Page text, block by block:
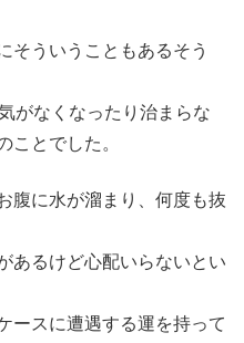
そういうこともあるそう
がなくなったり治まらな
ことでした。
腹に水が溜まり、何度も抜
あるけど心配いらないとい
ースに遭遇する運を持って